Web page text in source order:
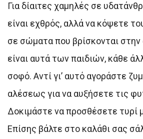
Για δίαιτες χαμηλές σε
είναι εχθρός, αλλά να κόψετε
σε σώματα που βρίσκονται
είναι αυτά των παιδιών, κάθε
σοφό. Αντί γι’ αυτό αγοράστε
αλέσεως για να αυξήσετε τις
Δοκιμάστε να προσθέσετε τυρί
Επίσης βάλτε στο καλάθι σας